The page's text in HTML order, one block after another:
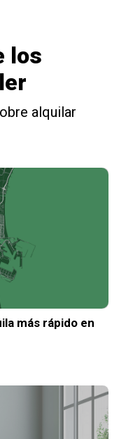
los
alquilar
más rápido en